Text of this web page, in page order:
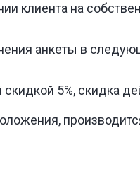
клиента на
анкеты в
5%, скидка